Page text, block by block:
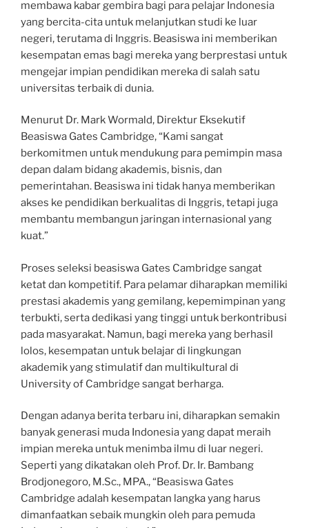
membawa kabar gembira bagi para pelajar Indonesia
yang bercita-cita untuk melanjutkan studi ke luar
negeri, terutama di Inggris. Beasiswa ini memberikan
kesempatan emas bagi mereka yang berprestasi untuk
mengejar impian pendidikan mereka di salah satu
universitas terbaik di dunia.
Menurut Dr. Mark Wormald, Direktur Eksekutif
Beasiswa Gates Cambridge, “Kami sangat
berkomitmen untuk mendukung para pemimpin masa
depan dalam bidang akademis, bisnis, dan
pemerintahan. Beasiswa ini tidak hanya memberikan
akses ke pendidikan berkualitas di Inggris, tetapi juga
membantu membangun jaringan internasional yang
kuat.”
Proses seleksi beasiswa Gates Cambridge sangat
ketat dan kompetitif. Para pelamar diharapkan memiliki
prestasi akademis yang gemilang, kepemimpinan yang
terbukti, serta dedikasi yang tinggi untuk berkontribusi
pada masyarakat. Namun, bagi mereka yang berhasil
lolos, kesempatan untuk belajar di lingkungan
akademik yang stimulatif dan multikultural di
University of Cambridge sangat berharga.
Dengan adanya berita terbaru ini, diharapkan semakin
banyak generasi muda Indonesia yang dapat meraih
impian mereka untuk menimba ilmu di luar negeri.
Seperti yang dikatakan oleh Prof. Dr. Ir. Bambang
Brodjonegoro, M.Sc., MPA., “Beasiswa Gates
Cambridge adalah kesempatan langka yang harus
dimanfaatkan sebaik mungkin oleh para pemuda